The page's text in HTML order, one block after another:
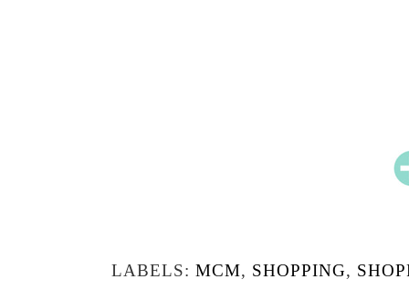
LABELS: MCM, SHOPPING,